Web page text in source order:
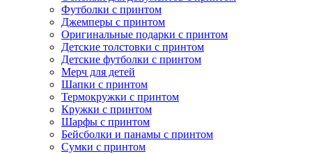
Футболки с принтом
Джемперы с принтом
Оригинальные подарки с принтом
Детские толстовки с принтом
Детские футболки с принтом
Мерч для детей
Шапки с принтом
Термокружки с принтом
Кружки с принтом
Шарфы с принтом
Бейсболки и панамы с принтом
Сумки с принтом